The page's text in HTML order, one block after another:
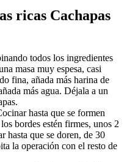
ricas Cachapas
todos los ingredientes
masa muy espesa, casi
fina, añada más harina de
más agua. Déjala a un
hasta que se formen
bordes estén firmes, unos 2
hasta que se doren, de 30
la operación con el resto de